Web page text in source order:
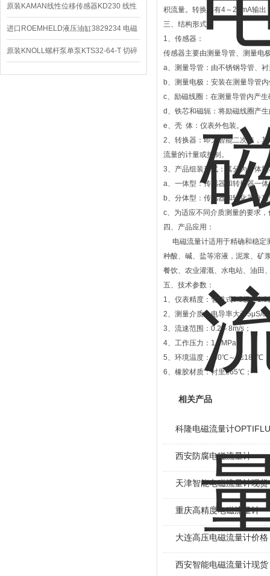
K21R80G4马达
原装KAMAN线性位移传感器KD230 线性
编码器
进口ROEMHELD液压油缸3829234 电磁
阀定位器
原装KNOLL螺杆泵单泵KTS32-64-T 切碎
排屑机
积流量。转换器有4～20mA输
三、结构形式：
1、传感器：
传感器主要由测量导管、测量电
a、测量导管：由不锈钢导管、
b、测量电极：安装在测量导管
c、励磁线圈：在测量导管内产
d、铁芯和磁轭：将励磁线圈产
e、壳 体：仪表外包装。
2、转换器：即为智能二次表，
流量的计量或控制。
3、产品组装形式：其分为一体
a、一体型：传感器和转换器一
b、分体型：传感器和转化器分
c、为适应不同介质测量的要求
四、产品应用：
电磁流量计适用于精确和稳定
种酸、碱、盐等溶液，泥浆、矿
餐饮、农业灌溉、水电站、油田
五、技术参数：
1、仪表精度：管道式0.5级、
2、测量介质：电导率大于5μS/
3、流速范围：0.2～8m/s；
4、工作压力：1.6MPa；
5、环境温度：-40℃～+≤180℃；
6、橡胶材质：衬里≤65℃；
相关产品
科隆电磁流量计
西安防腐电磁流量计
天津智能电磁流量计现货
重庆高精度电磁流量计
大连高压电磁流量计价格
西安智能电磁流量计现货